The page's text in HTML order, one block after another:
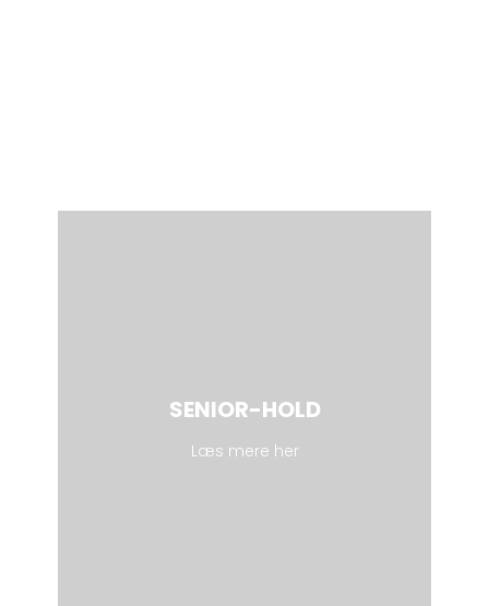
SENIOR-HOLD
Læs mere her